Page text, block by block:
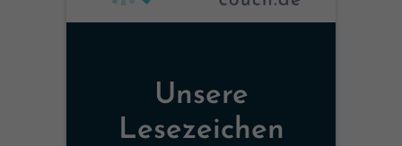
Unsere
Lesezeichen